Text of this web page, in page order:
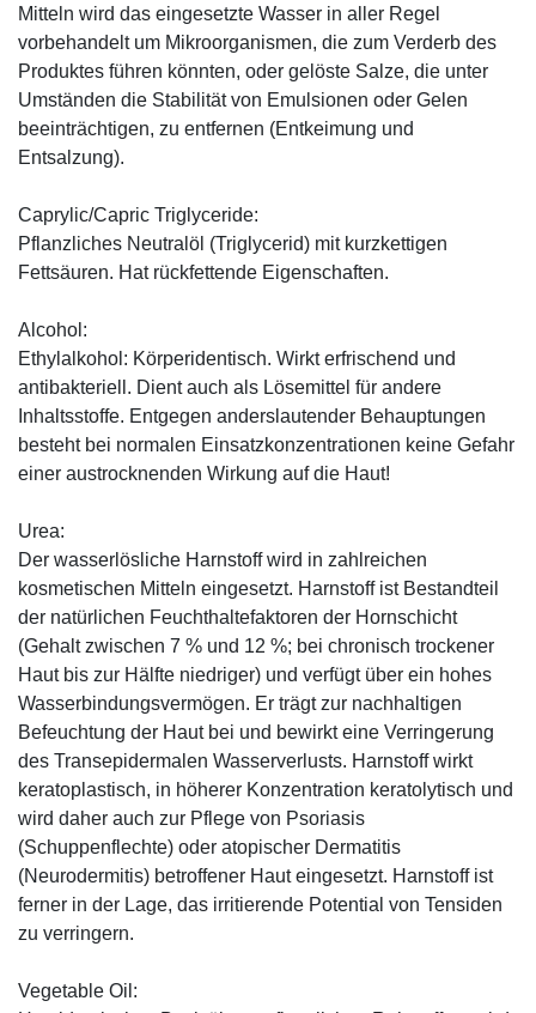
Mitteln wird das eingesetzte Wasser in aller Regel
vorbehandelt um Mikroorganismen, die zum Verderb des
Produktes führen könnten, oder gelöste Salze, die unter
Umständen die Stabilität von Emulsionen oder Gelen
beeinträchtigen, zu entfernen (Entkeimung und
Entsalzung).
Caprylic/Capric Triglyceride:
Pflanzliches Neutralöl (Triglycerid) mit kurzkettigen
Fettsäuren. Hat rückfettende Eigenschaften.
Alcohol:
Ethylalkohol: Körperidentisch. Wirkt erfrischend und
antibakteriell. Dient auch als Lösemittel für andere
Inhaltsstoffe. Entgegen anderslautender Behauptungen
besteht bei normalen Einsatzkonzentrationen keine Gefahr
einer austrocknenden Wirkung auf die Haut!
Urea:
Der wasserlösliche Harnstoff wird in zahlreichen
kosmetischen Mitteln eingesetzt. Harnstoff ist Bestandteil
der natürlichen Feuchthaltefaktoren der Hornschicht
(Gehalt zwischen 7 % und 12 %; bei chronisch trockener
Haut bis zur Hälfte niedriger) und verfügt über ein hohes
Wasserbindungsvermögen. Er trägt zur nachhaltigen
Befeuchtung der Haut bei und bewirkt eine Verringerung
des Transepidermalen Wasserverlusts. Harnstoff wirkt
keratoplastisch, in höherer Konzentration keratolytisch und
wird daher auch zur Pflege von Psoriasis
(Schuppenflechte) oder atopischer Dermatitis
(Neurodermitis) betroffener Haut eingesetzt. Harnstoff ist
ferner in der Lage, das irritierende Potential von Tensiden
zu verringern.
Vegetable Oil: